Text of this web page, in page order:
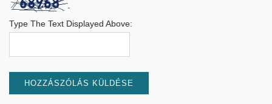
Type The Text Displayed Above: